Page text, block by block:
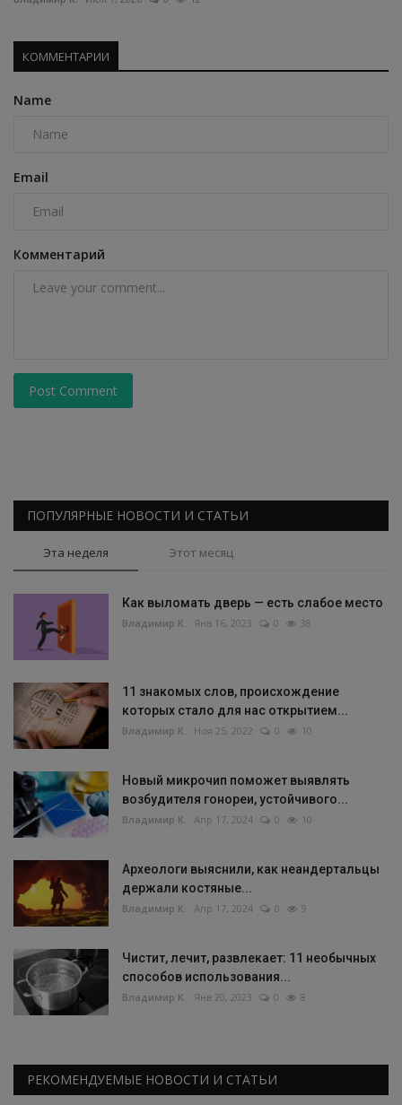
КОММЕНТАРИИ
Name
Email
Комментарий
Post Comment
ПОПУЛЯРНЫЕ НОВОСТИ И СТАТЬИ
Эта неделя Этот месяц
Как выломать дверь — есть слабое место
Владимир К. Янв 16, 2023 0 38
11 знакомых слов, происхождение
которых стало для нас открытием...
Владимир К. Ноя 25, 2022 0 10
Новый микрочип поможет выявлять
возбудителя гонореи, устойчивого...
Владимир К. Апр 17, 2024 0 10
Археологи выяснили, как неандертальцы
держали костяные...
Владимир К. Апр 17, 2024 0 9
Чистит, лечит, развлекает: 11 необычных
способов использования...
Владимир К. Янв 20, 2023 0 8
РЕКОМЕНДУЕМЫЕ НОВОСТИ И СТАТЬИ